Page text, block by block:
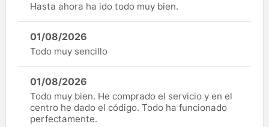
Hasta ahora ha ido todo muy bien.
01/08/2026
Todo muy sencillo
01/08/2026
Todo muy bien. He comprado el servicio y en el
centro he dado el código. Todo ha funcionado
perfectamente.